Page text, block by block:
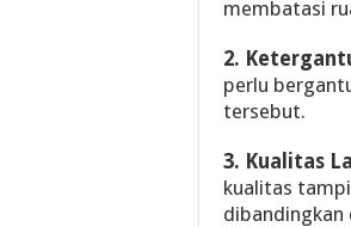
membatasi
2.
perlu
tersebut.
3. Kualitas
kualitas